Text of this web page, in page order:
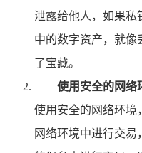
泄露给他人，如果私
中的数字资产，就像
了宝藏。
使用安全的网络
使用安全的网络环境
网络环境中进行交